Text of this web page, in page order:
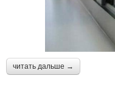
читать дальше →